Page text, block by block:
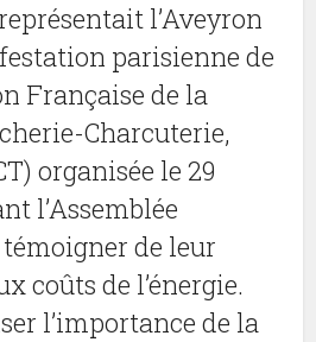
l’Aveyron
parisienne de
Française de la
Charcuterie,
organisée le 29
l’Assemblée
de leur
coûts de l’énergie.
l’importance de la